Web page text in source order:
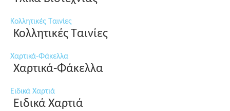
Κολλητικές Ταινίες
Κολλητικές Ταινίες
Χαρτικά-Φάκελλα
Χαρτικά-Φάκελλα
Ειδικά Χαρτιά
Ειδικά Χαρτιά